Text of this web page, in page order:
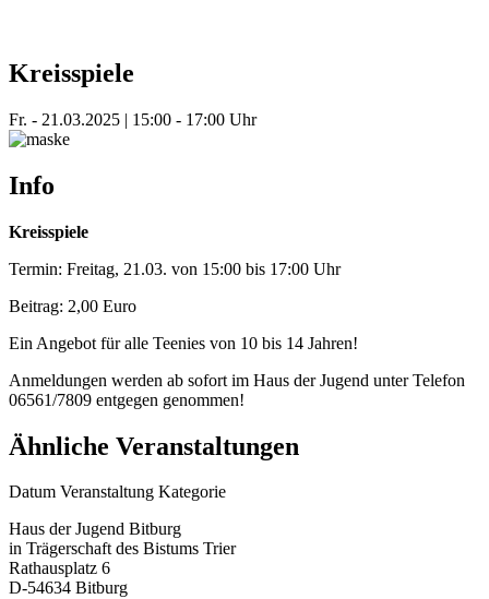
Kreisspiele
Fr. - 21.03.2025 | 15:00 - 17:00 Uhr
Info
Kreisspiele
Termin: Freitag, 21.03. von 15:00 bis 17:00 Uhr
Beitrag: 2,00 Euro
Ein Angebot für alle Teenies von 10 bis 14 Jahren!
Anmeldungen werden ab sofort im Haus der Jugend unter Telefon
06561/7809 entgegen genommen!
Ähnliche Veranstaltungen
Datum Veranstaltung Kategorie
Haus der Jugend Bitburg
in Trägerschaft des Bistums Trier
Rathausplatz 6
D-54634 Bitburg